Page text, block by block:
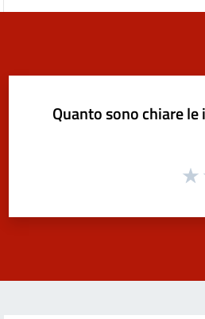
Quanto sono chiare